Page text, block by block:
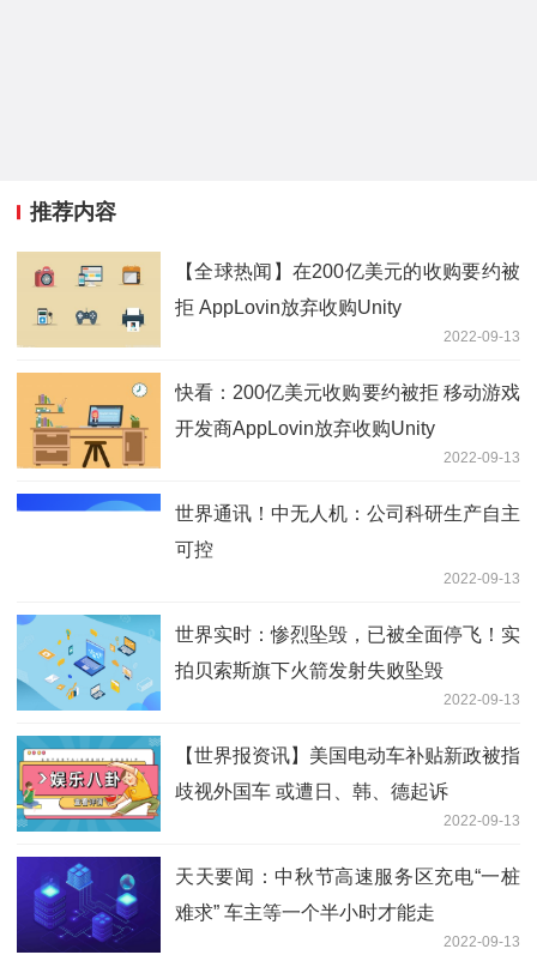
推荐内容
【全球热闻】在200亿美元的收购要约被
拒 AppLovin放弃收购Unity
2022-09-13
快看：200亿美元收购要约被拒 移动游戏
开发商AppLovin放弃收购Unity
2022-09-13
世界通讯！中无人机：公司科研生产自主
可控
2022-09-13
世界实时：惨烈坠毁，已被全面停飞！实
拍贝索斯旗下火箭发射失败坠毁
2022-09-13
【世界报资讯】美国电动车补贴新政被指
歧视外国车 或遭日、韩、德起诉
2022-09-13
天天要闻：中秋节高速服务区充电“一桩
难求” 车主等一个半小时才能走
2022-09-13